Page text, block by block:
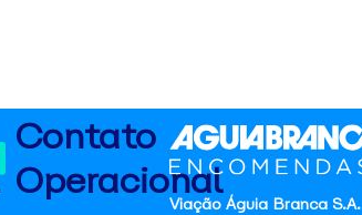
Viação Águia Branca S.A.
Contato
Operacional